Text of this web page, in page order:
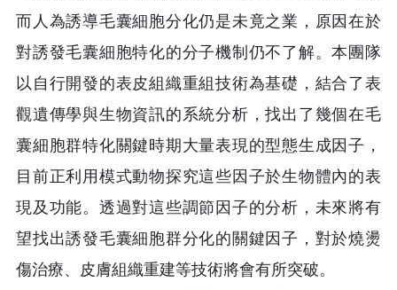
而人為誘導毛囊細胞分化仍是未竟之業，原因在於
對誘發毛囊細胞特化的分子機制仍不了解。本團隊
以自行開發的表皮組織重組技術為基礎，結合了表
觀遺傳學與生物資訊的系統分析，找出了幾個在毛
囊細胞群特化關鍵時期大量表現的型態生成因子，
目前正利用模式動物探究這些因子於生物體內的表
現及功能。透過對這些調節因子的分析，未來將有
望找出誘發毛囊細胞群分化的關鍵因子，對於燒燙
傷治療、皮膚組織重建等技術將會有所突破。